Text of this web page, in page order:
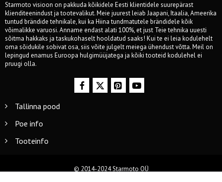
Starmoto visioon on pakkuda kõikidele Eesti klientidele suurepärast
klienditeenindust ja tootevalikut. Meie juurest leiab Jaapani, Itaalia, Ameerika
tuntud brändide tehnikale, kui ka Hiina tundmatutele brändidele kõik
võimalikke varuosi. Anname endast alati 100%, et just Teie tehnika uuesti
sõitma hakkaks ja taskukohaselt hooldatud saaks! Kui te ei leia kodulehelt
oma sõidukile sobivat osa, siis võite julgelt meiega ühendust võtta. Meil on
lepingud enamus Euroopa hulgimüüjatega ja kõiki tooteid kodulehel ei
pruugi olla.
Tallinna pood
Poe info
Tooteinfo
© 2014-2024 Starmoto OÜ